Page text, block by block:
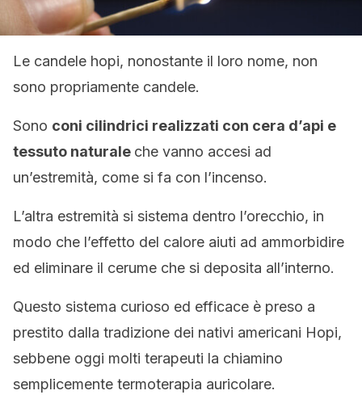
Le candele hopi, nonostante il loro nome, non
sono propriamente candele.
Sono coni cilindrici realizzati con cera d’api e
tessuto naturale che vanno accesi ad
un’estremità, come si fa con l’incenso.
L’altra estremità si sistema dentro l’orecchio, in
modo che l’effetto del calore aiuti ad ammorbidire
ed eliminare il cerume che si deposita all’interno.
Questo sistema curioso ed efficace è preso a
prestito dalla tradizione dei nativi americani Hopi,
sebbene oggi molti terapeuti la chiamino
semplicemente termoterapia auricolare.